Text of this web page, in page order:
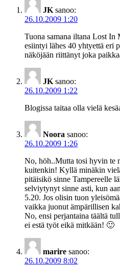
JK sanoo:
26.10.2009 1:20
Tuona samana iltana Lost In
esiintyi lähes 40 yhtyettä eri
näköjään riittänyt joka
JK sanoo:
26.10.2009 1:22
Blogissa taitaa olla vielä
Noora sanoo:
26.10.2009 1:26
No, höh..Mutta tosi hyvin te
kuitenkin! Kyllä minäkin
pitäisikö sinne Tampereelle
selviytynyt sinne asti, kun
5.20. Jos olisin tuon
vaikka juonut ämpärillisen
No, ensi perjantaina täältä
ei estä työt eikä mitkään! 🙂
marire sanoo:
26.10.2009 8:02